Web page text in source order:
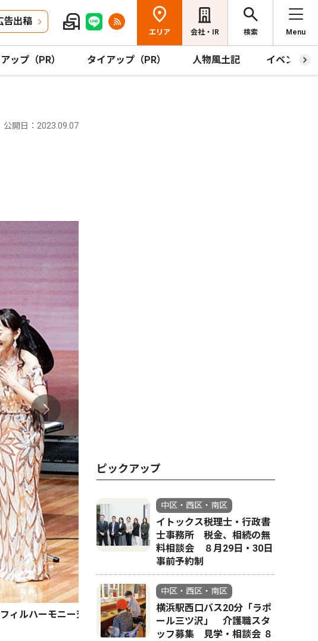
告出稿
エリア 会社・IR 検索 Menu
ップ（PR） タイアップ（PR） 人物風土記 イベント
公開日：2023.09.07
ルハーモニー交響楽団クラリネット奏者の万行千秋さん、元劇団四
ピックアップ
中区・西区・南区
イトックス税理士・行政書
士事務所 税金、相続の無
料相談会 ８月29日・30日
事前予約制
中区・西区・南区
横浜駅西口バス20分「ラポ
ール三ツ沢」 介護職スタ
ッフ募集 見学・相談会 ８